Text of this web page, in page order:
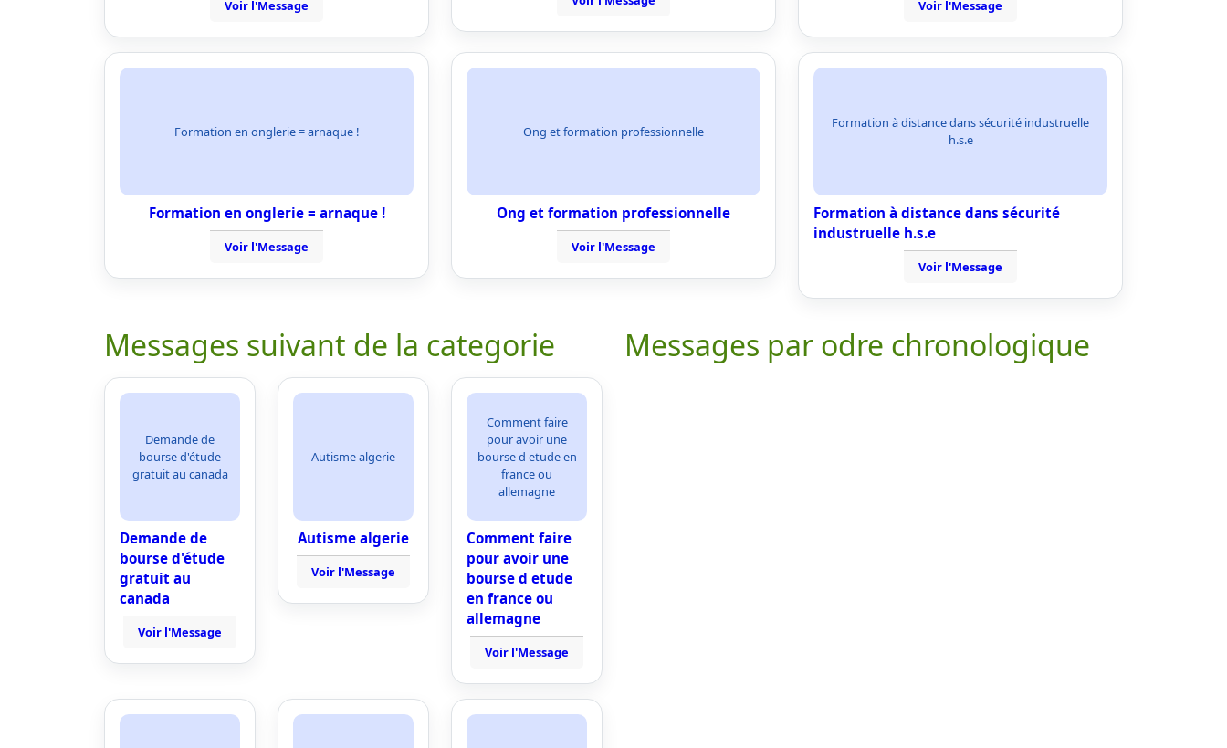
Voir l'Message Voir l'Message
Formation en onglerie = arnaque !
Formation en onglerie = arnaque !
Voir l'Message
Ong et formation professionnelle
Ong et formation professionnelle
Voir l'Message
Formation à distance dans sécurité industruelle
h.s.e
Formation à distance dans sécurité
industruelle h.s.e
Voir l'Message
Messages suivant de la categorie
Demande de
bourse d'étude
gratuit au canada
Demande de
bourse d'étude
gratuit au
canada
Voir l'Message
Autisme algerie
Autisme algerie
Voir l'Message
Comment faire
pour avoir une
bourse d etude en
france ou
allemagne
Comment faire
pour avoir une
bourse d etude
en france ou
allemagne
Voir l'Message
Messages par odre chronologique